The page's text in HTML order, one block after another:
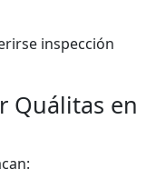
inspección
Quálitas en